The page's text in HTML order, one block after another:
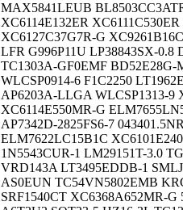
MAX5841LEUB
XC6114E132ER
XC6127C37G7R-G
LFR G996P11U LP38843SX-0.8
TC1303A-GF0EMF BD52E28G-
WLCSP0914-6 F1C2250
AP6203A-LLGA WLCSP1313-9
XC6114E550MR-G
AP7342D-2825FS6-7
ELM7622LC15B1C
1N5543CUR-1 LM29151T-3.0
VRD143A LT3495EDDB-1
AS0EUN TC54VN5802EMB
SRF1540CT XC6368A652MR-G